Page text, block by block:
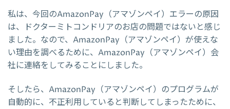
私は、今回のAmazonPay（アマゾンペイ）エラーの原因
は、ドクターミトコンドリアのお店の問題ではないと感じ
ました。なので、AmazonPay（アマゾンペイ）が使えな
い理由を調べるために、AmazonPay（アマゾンペイ）会
社に連絡をしてみることにしました。
そしたら、AmazonPay（アマゾンペイ）のプログラムが
自動的に、不正利用していると判断してしまったために、